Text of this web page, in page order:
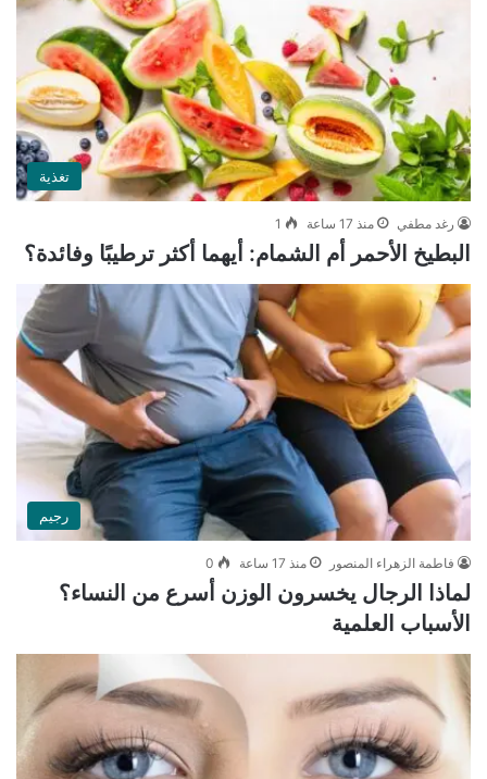
تغذية
رغد مطفي منذ 17 ساعة 1
البطيخ الأحمر أم الشمام: أيهما أكثر ترطيبًا وفائدة؟
رجيم
فاطمة الزهراء المنصور منذ 17 ساعة 0
لماذا الرجال يخسرون الوزن أسرع من النساء؟
الأسباب العلمية